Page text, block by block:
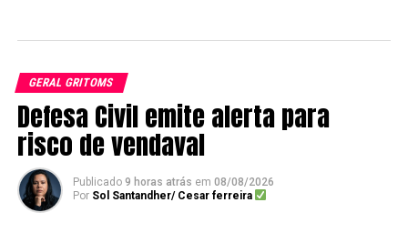
GERAL GRITOMS
Defesa Civil emite alerta para
risco de vendaval
Publicado 9 horas atrás em 08/08/2026
Por Sol Santandher/ Cesar ferreira